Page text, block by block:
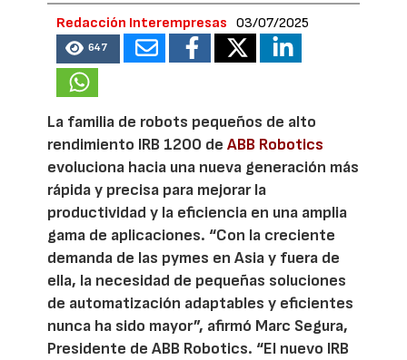
Redacción Interempresas 03/07/2025
647
La familia de robots pequeños de alto
rendimiento IRB 1200 deABB Robotics
evoluciona hacia una nueva generación más
rápida y precisa para mejorar la
productividad y la eficiencia en una amplia
gama de aplicaciones. “Con la creciente
demanda de las pymes en Asia y fuera de
ella, la necesidad de pequeñas soluciones
de automatización adaptables y eficientes
nunca ha sido mayor”, afirmó Marc Segura,
Presidente de ABB Robotics. “El nuevo IRB